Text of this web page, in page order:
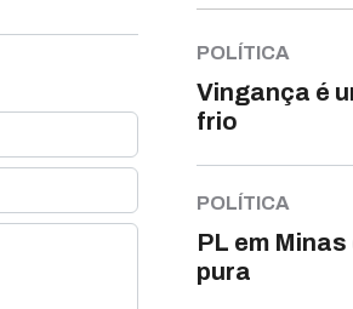
POLÍTICA
Vingança é
frio
POLÍTICA
PL em
pura